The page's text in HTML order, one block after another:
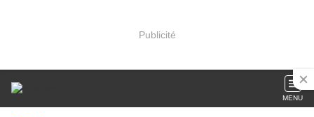
Publicité
MENU